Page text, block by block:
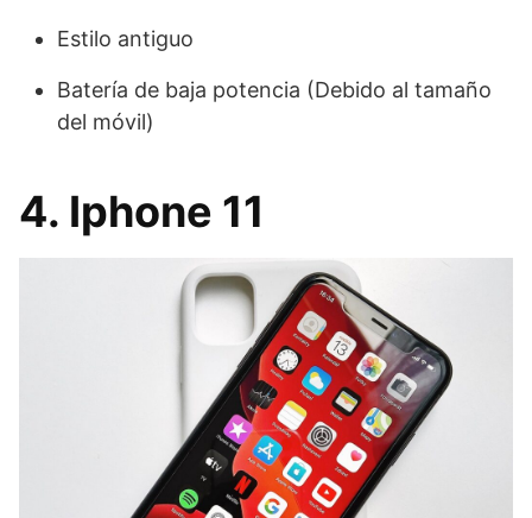
Estilo antiguo
Batería de baja potencia (Debido al tamaño
del móvil)
4. Iphone 11